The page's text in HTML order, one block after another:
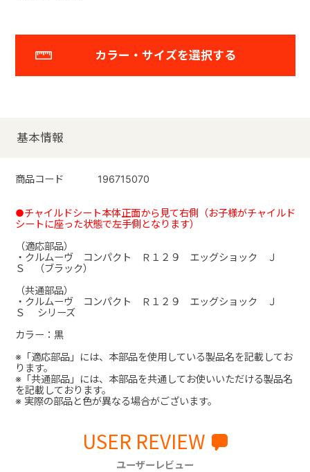
カラー・サイズを選択する
基本情報
商品コード 196715070
●チャイルドシート本体正面から見て右側（お子様がチャイルド
シートに座った状態で左手側となります）
（適応部品）
・クルムーヴ コンパクト Ｒ１２９ エッグショック Ｊ
Ｓ （ブラック）
（共通部品）
・クルムーヴ コンパクト Ｒ１２９ エッグショック Ｊ
Ｓ シリーズ
カラー：黒
※「適応部品」には、本部品を使用している製品名を記載してお
ります。
※「共通部品」には、本部品を共通してお使いいただける製品名
を記載しております。
※ 実際の部品と色が異なる場合がございます。
USER REVIEW
ユーザーレビュー